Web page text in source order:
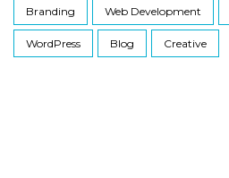
Branding Web Development
WordPress Blog Creative